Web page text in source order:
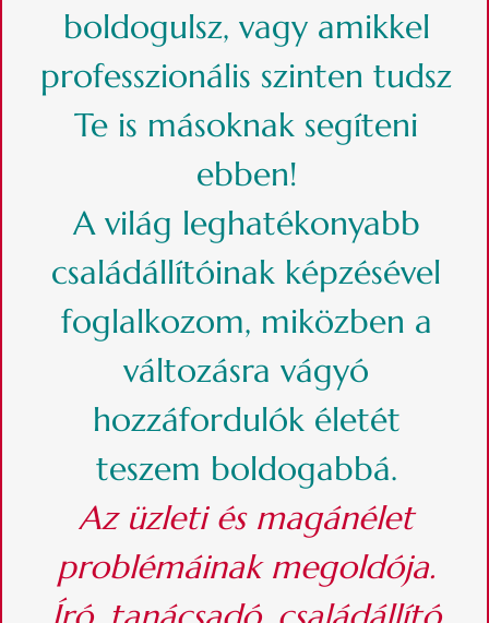
boldogulsz, vagy amikkel
professzionális szinten tudsz
Te is másoknak segíteni
ebben!
A világ leghatékonyabb
családállítóinak képzésével
foglalkozom, miközben a
változásra vágyó
hozzáfordulók életét
teszem boldogabbá.
Az üzleti és magánélet
problémáinak megoldója.